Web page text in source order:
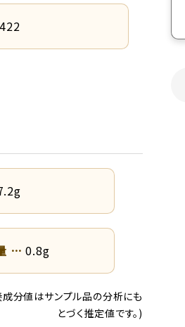
0.8g
分値はサンプル品の分析にも
とづく推定値です。)